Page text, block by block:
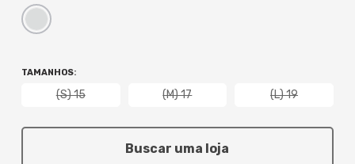
TAMANHOS:
(S) 15 (M) 17 (L) 19
Buscar uma loja